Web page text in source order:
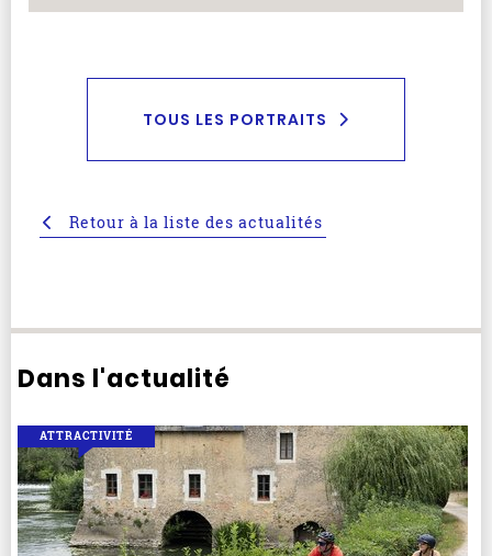
TOUS LES PORTRAITS
Retour à la liste des actualités
Dans l'actualité
ATTRACTIVITÉ